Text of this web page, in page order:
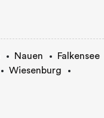
Nauen
Falkensee
Wiesenburg